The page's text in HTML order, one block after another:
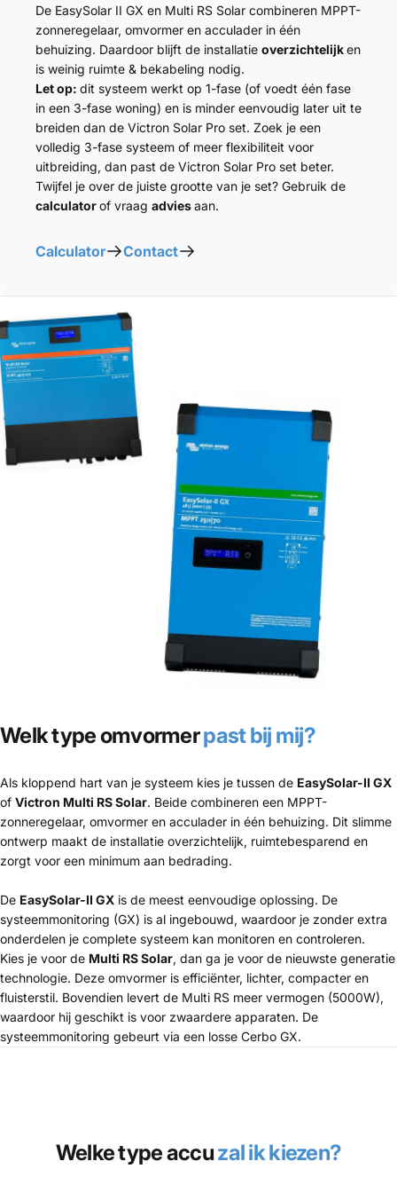
De EasySolar II GX en Multi RS Solar combineren MPPT-
zonneregelaar, omvormer en acculader in één
behuizing. Daardoor blijft de installatie overzichtelijken
is weinig ruimte & bekabeling nodig.
Let op: dit systeem werkt op 1-fase (of voedt één fase
in een 3-fase woning) en is minder eenvoudig later uit te
breiden dan de Victron Solar Pro set. Zoek je een
volledig 3-fase systeem of meer flexibiliteit voor
uitbreiding, dan past de Victron Solar Pro set beter.
Twijfel je over de juiste grootte van je set? Gebruik de
calculatorof vraag adviesaan.
Calculator Contact
Welk type omvormerpast bij mij?
Als kloppend hart van je systeem kies je tussen de EasySolar-II GX
of Victron Multi RS Solar. Beide combineren een MPPT-
zonneregelaar, omvormer en acculader in één behuizing. Dit slimme
ontwerp maakt de installatie overzichtelijk, ruimtebesparend en
zorgt voor een minimum aan bedrading.
De EasySolar-II GX is de meest eenvoudige oplossing. De
systeemmonitoring (GX) is al ingebouwd, waardoor je zonder extra
onderdelen je complete systeem kan monitoren en controleren.
Kies je voor de Multi RS Solar, dan ga je voor de nieuwste generatie
technologie. Deze omvormer is efficiënter, lichter, compacter en
fluisterstil. Bovendien levert de Multi RS meer vermogen (5000W),
waardoor hij geschikt is voor zwaardere apparaten. De
systeemmonitoring gebeurt via een losse Cerbo GX.
Welke type accuzal ik kiezen?